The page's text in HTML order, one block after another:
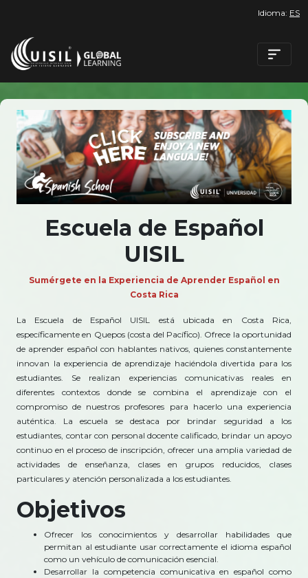
Idioma: ES
Escuela de Español
UISIL
Sumérgete en la Experiencia de Aprender Español en
Costa Rica
La Escuela de Español UISIL está ubicada en Costa Rica,
específicamente en Quepos (costa del Pacífico). Ofrece la oportunidad
de aprender español con hablantes nativos, quienes constantemente
innovan la experiencia de aprendizaje haciéndola divertida para los
estudiantes. Se realizan experiencias comunicativas reales en
diferentes contextos donde se combina el aprendizaje con el
compromiso de nuestros profesores para hacerlo una experiencia
auténtica. La escuela se destaca por brindar seguridad a los
estudiantes, contar con personal docente calificado, brindar un apoyo
continuo en el proceso de inscripción, ofrecer una amplia variedad de
actividades de enseñanza, clases en grupos reducidos, clases
particulares y atención personalizada a los estudiantes.
Objetivos
Ofrecer los conocimientos y desarrollar habilidades que
permitan al estudiante usar correctamente el idioma español
como un vehículo de comunicación esencial.
Desarrollar la competencia comunicativa en español como